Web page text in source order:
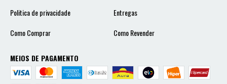
Politica de privacidade
Entregas
Como Comprar
Como Revender
MEIOS DE PAGAMENTO